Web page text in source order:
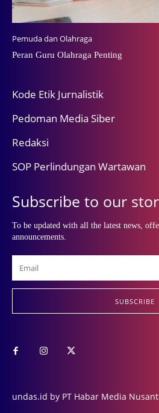
Pemuda dan Olahraga
Peran Guru Olahraga Penting
Kode Etik Jurnalistik
Pedoman Media Siber
Redaksi
SOP Perlindungan Wartawan
Subscribe to our
To be updated with all the latest news,
announcements.
SUBSCRIBE
undas.id by PT Habar Media